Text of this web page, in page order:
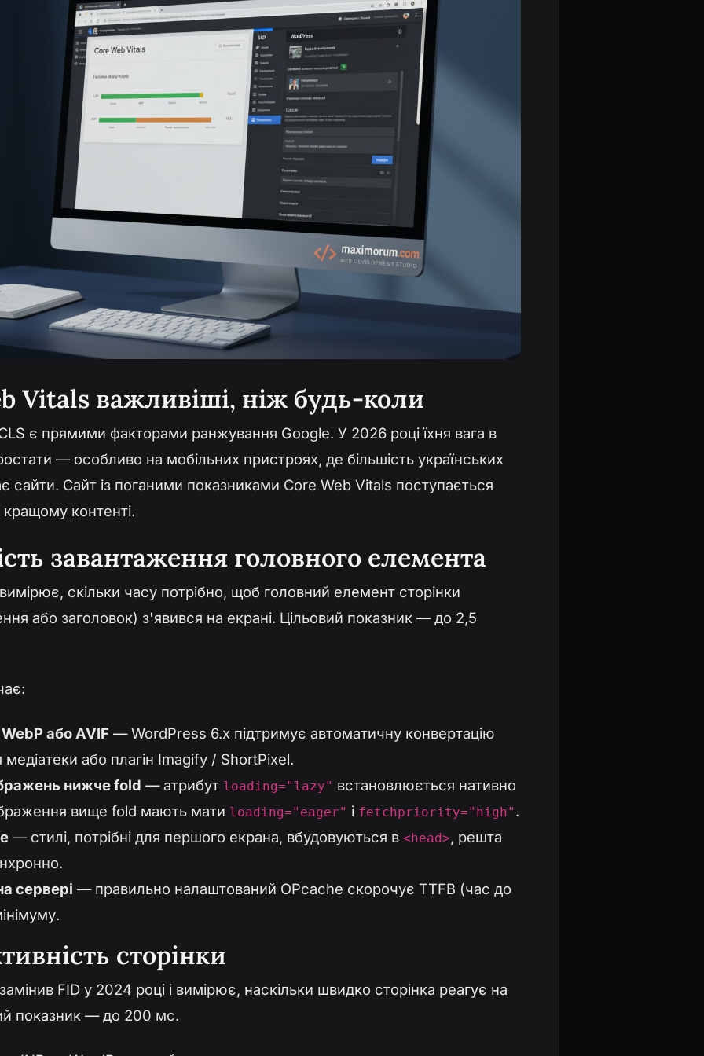
Vitals важливіші, ніж будь-коли
є прямими факторами ранжування Google. У 2026 році їхня вага в
— особливо на мобільних пристроях, де більшість українських
сайти. Сайт із поганими показниками Core Web Vitals поступається
контенті.
завантаження головного елемента
скільки часу потрібно, щоб головний елемент сторінки
або заголовок) з'явився на екрані. Цільовий показник — до 2,5
або AVIF — WordPress 6.x підтримує автоматичну конвертацію
або плагін Imagify / ShortPixel.
нижче fold — атрибут loading="lazy" встановлюється нативно
вище fold мають мати loading="eager" і fetchpriority="high" .
— стилі, потрібні для першого екрана, вбудовуються в <head>, решта
сервері — правильно налаштований OPcache скорочує TTFB (час до
сторінки
FID у 2024 році і вимірює, наскільки швидко сторінка реагує на
показник — до 200 мс.